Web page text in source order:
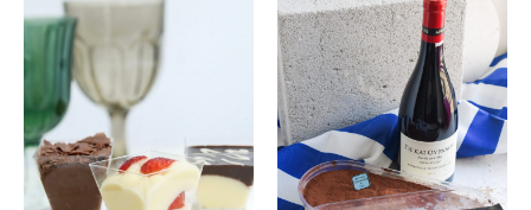
WISHLIST